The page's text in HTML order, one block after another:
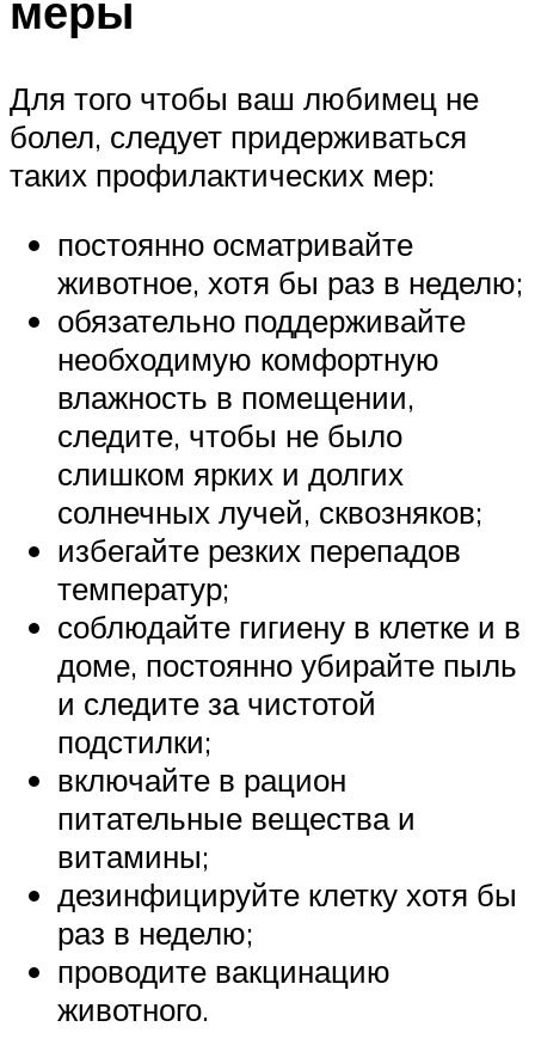
меры
Для того чтобы ваш любимец не
болел, следует придерживаться
таких профилактических мер:
постоянно осматривайте
животное, хотя бы раз в неделю;
обязательно поддерживайте
необходимую комфортную
влажность в помещении,
следите, чтобы не было
слишком ярких и долгих
солнечных лучей, сквозняков;
избегайте резких перепадов
температур;
соблюдайте гигиену в клетке и в
доме, постоянно убирайте пыль
и следите за чистотой
подстилки;
включайте в рацион
питательные вещества и
витамины;
дезинфицируйте клетку хотя бы
раз в неделю;
проводите вакцинацию
животного.